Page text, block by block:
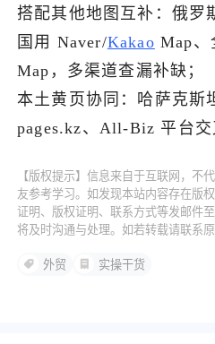
搭配其他地图互补：俄罗
国用 Naver/Kakao Map、
Map，多渠道查漏补缺；
本土黄页协同：哈萨克斯
pages.kz、All-Biz 平台交
【版权提示】信息来自于互联网，不
友参考学习。如发现本站内容存在版
证明、版权证明、联系方式等发邮件
将及时沟通与处理。如若转载请联系
外贸 实操干货